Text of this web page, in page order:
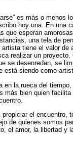
es más o menos
hoy una. En una
que esperan
una tela de
tiene el valor
realizar un
se desenredan, se
siendo como
la rueca del
más bien quien
el encuentro,
de quienes somos
el amor, la libertad y